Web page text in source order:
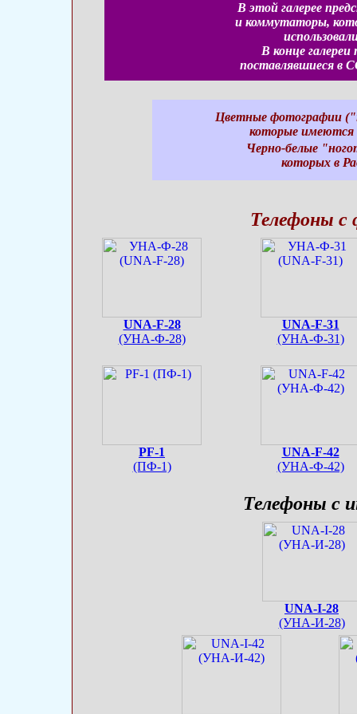
В этой галерее
и коммутаторы,
В конце
поставлявшиеся в
Цветные фотографии
которые имеются
Черно-белые
которых в
Телефоны с
UNA-F-28
(УНА-Ф-28)
UNA-F-31
(УНА-Ф-31)
PF-1
(ПФ-1)
UNA-F-42
(УНА-Ф-42)
Телефоны с
UNA-I-28
(УНА-И-28)